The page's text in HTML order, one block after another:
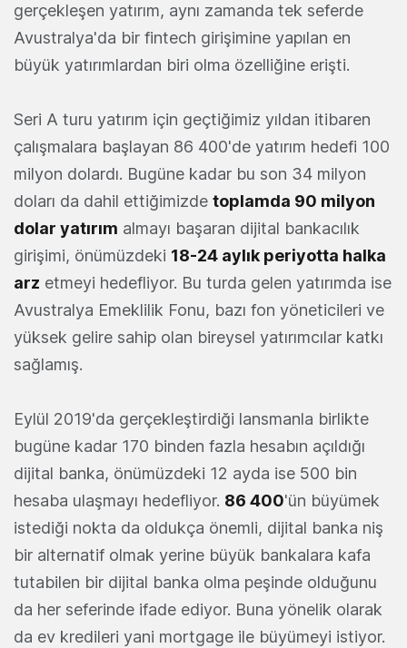
gerçekleşen yatırım, aynı zamanda tek seferde
Avustralya'da bir fintech girişimine yapılan en
büyük yatırımlardan biri olma özelliğine erişti.
Seri A turu yatırım için geçtiğimiz yıldan itibaren
çalışmalara başlayan 86 400'de yatırım hedefi 100
milyon dolardı. Bugüne kadar bu son 34 milyon
doları da dahil ettiğimizde toplamda 90 milyon
dolar yatırım almayı başaran dijital bankacılık
girişimi, önümüzdeki 18-24 aylık periyotta halka
arz etmeyi hedefliyor. Bu turda gelen yatırımda ise
Avustralya Emeklilik Fonu, bazı fon yöneticileri ve
yüksek gelire sahip olan bireysel yatırımcılar katkı
sağlamış.
Eylül 2019'da gerçekleştirdiği lansmanla birlikte
bugüne kadar 170 binden fazla hesabın açıldığı
dijital banka, önümüzdeki 12 ayda ise 500 bin
hesaba ulaşmayı hedefliyor. 86 400'ün büyümek
istediği nokta da oldukça önemli, dijital banka niş
bir alternatif olmak yerine büyük bankalara kafa
tutabilen bir dijital banka olma peşinde olduğunu
da her seferinde ifade ediyor. Buna yönelik olarak
da ev kredileri yani mortgage ile büyümeyi istiyor.